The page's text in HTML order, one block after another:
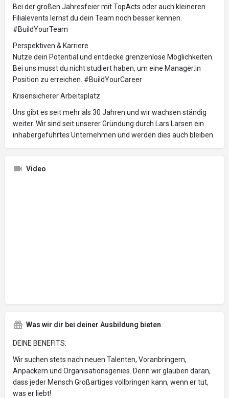
Bei der großen Jahresfeier mit TopActs oder auch kleineren
Filialevents lernst du dein Team noch besser kennen.
#BuildYourTeam
Perspektiven & Karriere
Nutze dein Potential und entdecke grenzenlose Möglichkeiten.
Bei uns musst du nicht studiert haben, um eine Manager:in
Position zu erreichen. #BuildYourCareer
Krisensicherer Arbeitsplatz
Uns gibt es seit mehr als 30 Jahren und wir wachsen ständig
weiter. Wir sind seit unserer Gründung durch Lars Larsen ein
inhabergeführtes Unternehmen und werden dies auch bleiben.
Video
Was wir dir bei deiner Ausbildung bieten
DEINE BENEFITS:
Wir suchen stets nach neuen Talenten, Voranbringern,
Anpackern und Organisationsgenies. Denn wir glauben daran,
dass jeder Mensch Großartiges vollbringen kann, wenn er tut,
was er liebt!